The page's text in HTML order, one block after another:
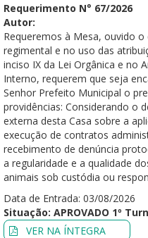
Requerimento N° 67/2026
Autor:
Requeremos à Mesa, ouvido
regimental e no uso das
inciso IX da Lei Orgânica e no
Interno, requerem que seja
Senhor Prefeito Municipal o
providências: Considerando o
externa desta Casa sobre a
execução de contratos
recebimento de denúncia
a regularidade e a qualidade
animais sob custódia ou
Data de Entrada: 03/08/2026
Situação: APROVADO 1º
VER NA ÍNTEGRA